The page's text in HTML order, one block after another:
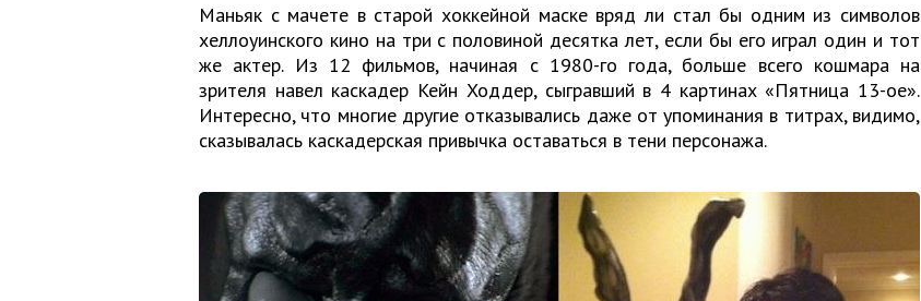
Маньяк с мачете в старой хоккейной маске вряд ли стал бы одним из символов
хеллоуинского кино на три с половиной десятка лет, если бы его играл один и тот
же актер. Из 12 фильмов, начиная с 1980-го года, больше всего кошмара на
зрителя навел каскадер Кейн Ходдер, сыгравший в 4 картинах «Пятница 13-ое».
Интересно, что многие другие отказывались даже от упоминания в титрах, видимо,
сказывалась каскадерская привычка оставаться в тени персонажа.